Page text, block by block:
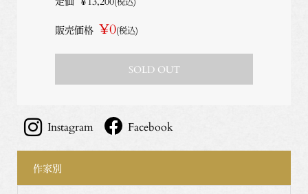
販売価格 ¥0(税込)
SOLD OUT
Instagram Facebook
作家別